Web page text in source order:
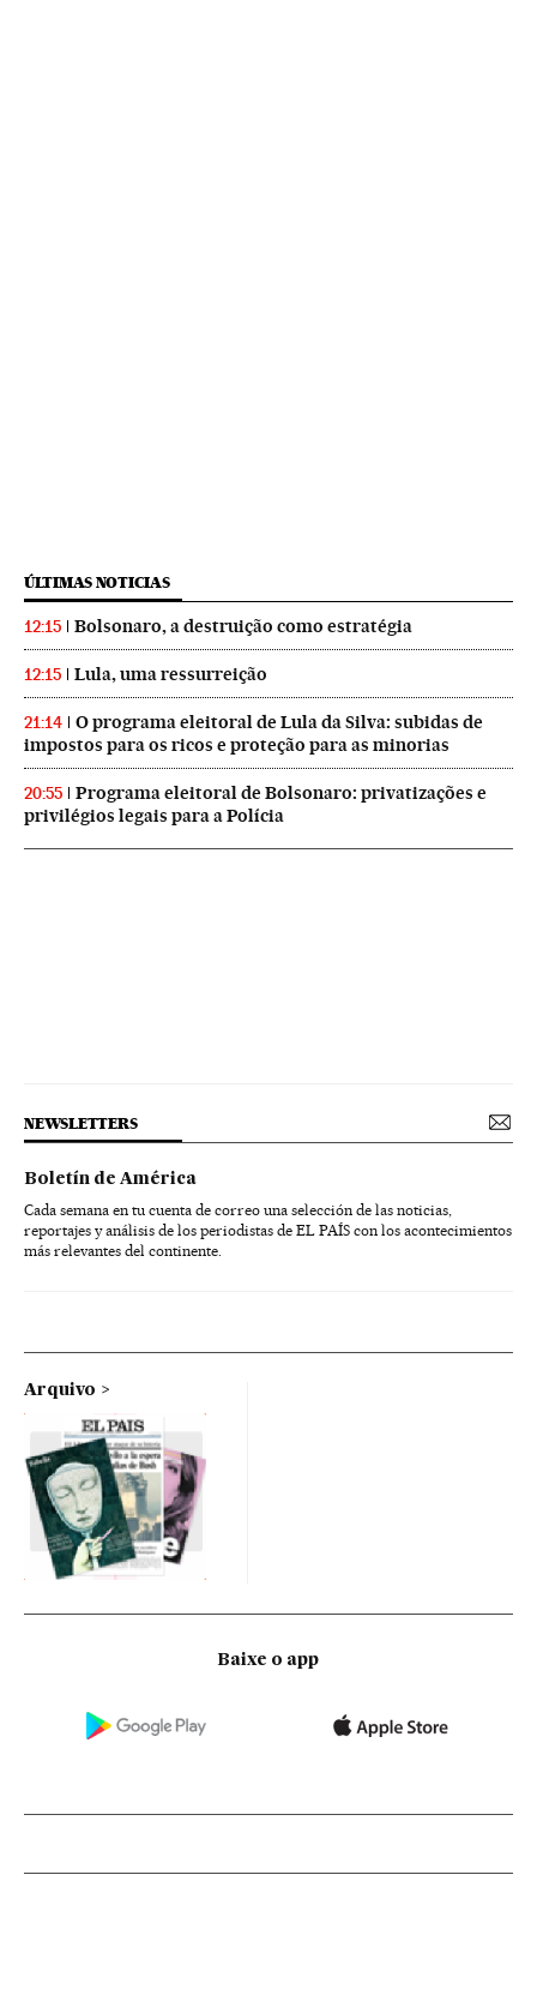
ÚLTIMAS NOTICIAS
12:15 Bolsonaro, a destruição como estratégia
12:15 Lula, uma ressurreição
21:14
O programa eleitoral de Lula da Silva: subidas de
impostos para os ricos e proteção para as minorias
20:55
Programa eleitoral de Bolsonaro: privatizações e
privilégios legais para a Polícia
NEWSLETTERS
Boletín de América
Cada semana en tu cuenta de correo una selección de las noticias,
reportajes y análisis de los periodistas de EL PAÍS con los acontecimientos
más relevantes del continente.
Arquivo
Baixe o app